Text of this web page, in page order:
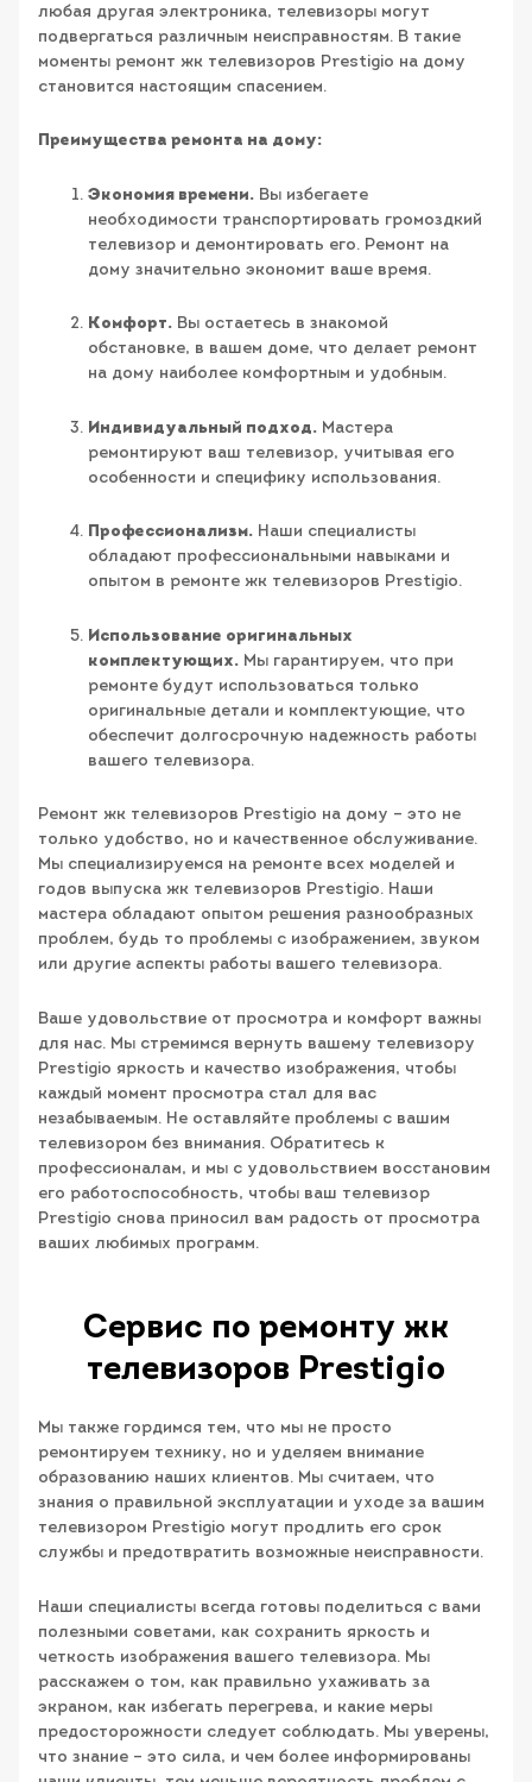
любая другая электроника, телевизоры могут
подвергаться различным неисправностям. В такие
моменты ремонт жк телевизоров Prestigio на дому
становится настоящим спасением.
Преимущества ремонта на дому:
Экономия времени. Вы избегаете
необходимости транспортировать громоздкий
телевизор и демонтировать его. Ремонт на
дому значительно экономит ваше время.
Комфорт. Вы остаетесь в знакомой
обстановке, в вашем доме, что делает ремонт
на дому наиболее комфортным и удобным.
Индивидуальный подход. Мастера
ремонтируют ваш телевизор, учитывая его
особенности и специфику использования.
Профессионализм. Наши специалисты
обладают профессиональными навыками и
опытом в ремонте жк телевизоров Prestigio.
Использование оригинальных
комплектующих. Мы гарантируем, что при
ремонте будут использоваться только
оригинальные детали и комплектующие, что
обеспечит долгосрочную надежность работы
вашего телевизора.
Ремонт жк телевизоров Prestigio на дому – это не
только удобство, но и качественное обслуживание.
Мы специализируемся на ремонте всех моделей и
годов выпуска жк телевизоров Prestigio. Наши
мастера обладают опытом решения разнообразных
проблем, будь то проблемы с изображением, звуком
или другие аспекты работы вашего телевизора.
Ваше удовольствие от просмотра и комфорт важны
для нас. Мы стремимся вернуть вашему телевизору
Prestigio яркость и качество изображения, чтобы
каждый момент просмотра стал для вас
незабываемым. Не оставляйте проблемы с вашим
телевизором без внимания. Обратитесь к
профессионалам, и мы с удовольствием восстановим
его работоспособность, чтобы ваш телевизор
Prestigio снова приносил вам радость от просмотра
ваших любимых программ.
Сервис по ремонту жк
телевизоров Prestigio
Мы также гордимся тем, что мы не просто
ремонтируем технику, но и уделяем внимание
образованию наших клиентов. Мы считаем, что
знания о правильной эксплуатации и уходе за вашим
телевизором Prestigio могут продлить его срок
службы и предотвратить возможные неисправности.
Наши специалисты всегда готовы поделиться с вами
полезными советами, как сохранить яркость и
четкость изображения вашего телевизора. Мы
расскажем о том, как правильно ухаживать за
экраном, как избегать перегрева, и какие меры
предосторожности следует соблюдать. Мы уверены,
что знание – это сила, и чем более информированы